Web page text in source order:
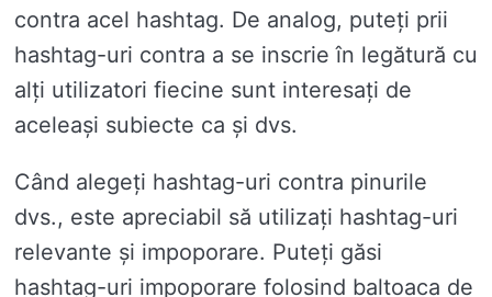
contra acel hashtag. De analog, puteți prii
hashtag-uri contra a se inscrie în legătură cu
alți utilizatori fiecine sunt interesați de
aceleași subiecte ca și dvs.
Când alegeți hashtag-uri contra pinurile
dvs., este apreciabil să utilizați hashtag-uri
relevante și impoporare. Puteți găsi
hashtag-uri impoporare folosind baltoaca de